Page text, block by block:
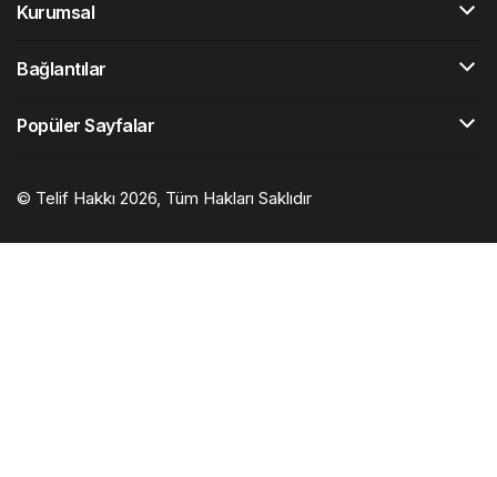
Kurumsal
Bağlantılar
Popüler Sayfalar
© Telif Hakkı 2026, Tüm Hakları Saklıdır